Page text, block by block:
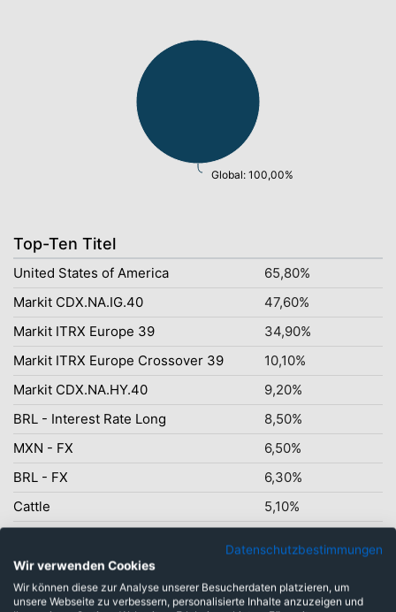
Global: 100,00%
Top-Ten Titel
United States of America
65,80%
Markit CDX.NA.IG.40
47,60%
Markit ITRX Europe 39
34,90%
Markit ITRX Europe Crossover 39
10,10%
Markit CDX.NA.HY.40
9,20%
BRL - Interest Rate Long
8,50%
MXN - FX
6,50%
BRL - FX
6,30%
Cattle
5,10%
Datenschutzbestimmungen
Wir verwenden Cookies
Wir können diese zur Analyse unserer Besucherdaten platzieren, um
unsere Webseite zu verbessern, personalisierte Inhalte anzuzeigen und